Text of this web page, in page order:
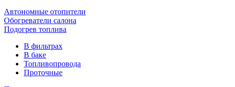
Автономные отопители
Обогреватели салона
Подогрев топлива
В фильтрах
В баке
Топливопровода
Проточные